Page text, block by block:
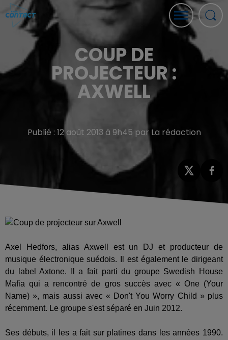
COUP DE
PROJECTEUR :
AXWELL
Publié : 12 août 2013 à 9h45 par La rédaction
Axel Hedfors, alias Axwell est un DJ et producteur de
musique électronique suédois. Il est également le dirigeant
du label Axtone. Il a fait parti du groupe Swedish House
Mafia qui a rencontré de gros succès avec « One (Your
Name) », mais aussi avec « Don't You Worry Child » plus
récemment. Le groupe s'est séparé en Juin 2012.
Ses débuts, il les a fait sur platines dans les années 1990.